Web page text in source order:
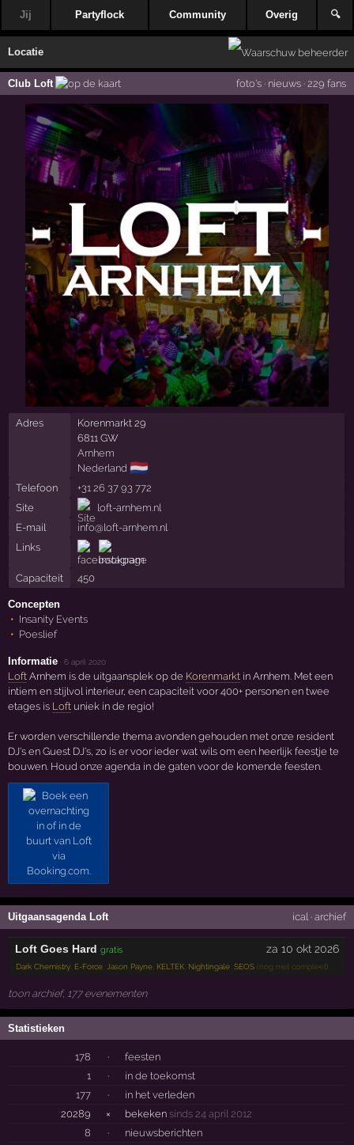
Jij Partyflock Community Overig 🔍
Locatie
Club Loft foto's· nieuws· 229 fans
Adres
Korenmarkt 29
6811 GW
Arnhem
Nederland 🇳🇱
Telefoon
+31 26 37 93 772
Site
loft-arnhem.nl
E-mail
info@loft-arnhem.nl
Links
Capaciteit 450
Concepten
Insanity Events
Poeslief
Informatie ·6 april 2020
Loft Arnhem is de uitgaansplek op de Korenmarkt in Arnhem. Met een
intiem en stijlvol interieur, een capaciteit voor 400+ personen en twee
etages is Loft uniek in de regio!
Er worden verschillende thema avonden gehouden met onze resident
DJ's en Guest DJ's, zo is er voor ieder wat wils om een heerlijk feestje te
bouwen. Houd onze agenda in de gaten voor de komende feesten.
Uitgaansagenda Loft ical· archief
Loft Goes Hard gratis za 10 okt 2026
Dark Chemistry E-Force Jason Payne KELTEK Nightingale ,SEOS (nog niet compleet)
toon archief, 177 evenementen
Statistieken
178 ·
feesten
1
·
in de toekomst
177
·
in het verleden
20289
× bekeken sinds 24 april 2012
8
·
nieuwsberichten